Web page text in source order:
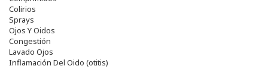
Colirios
Sprays
Ojos Y Oidos
Congestión
Lavado Ojos
Inflamación Del Oido (otitis)